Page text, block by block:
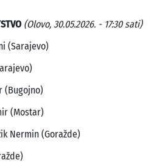
(Olovo, 30.05.2026. - 17:30 sati)
(Sarajevo)
(Bugojno)
(Mostar)
Nermin (Goražde)